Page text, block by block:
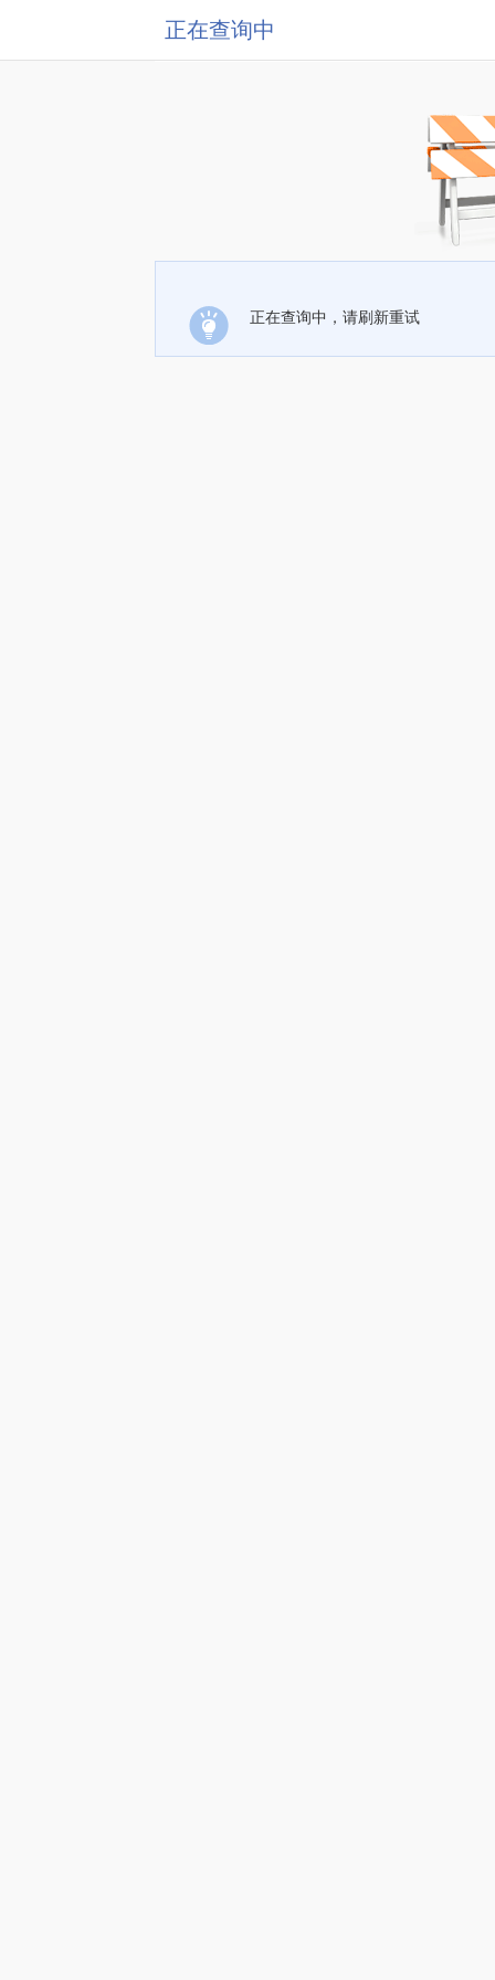
正在查询中
正在查询中，请刷新重试